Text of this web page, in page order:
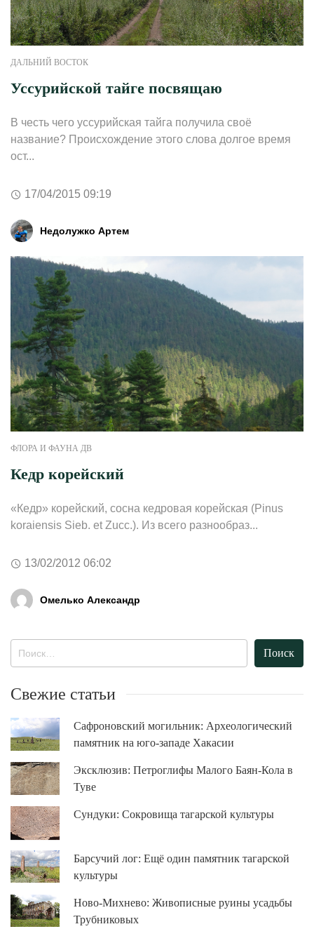
ДАЛЬНИЙ ВОСТОК
Уссурийской тайге посвящаю
В честь чего уссурийская тайга получила своё
название? Происхождение этого слова долгое время
ост...
17/04/2015 09:19
Недолужко Артем
ФЛОРА И ФАУНА ДВ
Кедр корейский
«Кедр» корейский, сосна кедровая корейская (Pinus
koraiensis Sieb. et Zucc.). Из всего разнообраз...
13/02/2012 06:02
Омелько Александр
Свежие статьи
Сафроновский могильник: Археологический
памятник на юго-западе Хакасии
Эксклюзив: Петроглифы Малого Баян-Кола в
Туве
Сундуки: Сокровища тагарской культуры
Барсучий лог: Ещё один памятник тагарской
культуры
Ново-Михнево: Живописные руины усадьбы
Трубниковых